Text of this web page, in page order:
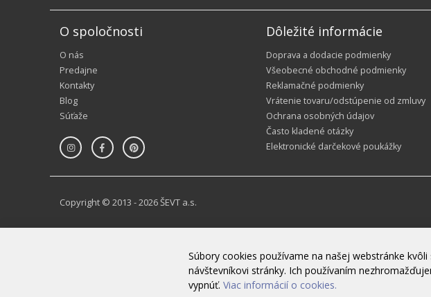
O spoločnosti
O nás
Predajne
Kontakty
Blog
Súťaže
Dôležité informácie
Doprava a dodacie podmienky
Všeobecné obchodné podmienky
Reklamačné podmienky
Vrátenie tovaru/odstúpenie od zmluvy
Ochrana osobných údajov
Často kladené otázky
Elektronické darčekové poukážky
Copyright © 2013 - 2026 ŠEVT a.s.
Súbory cookies používame na našej webstránke
návštevníkovi stránky. Ich používaním
vypnúť. Viac informácií o cookies.